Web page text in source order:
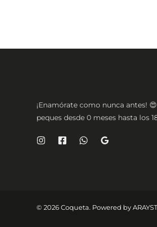
¡Enamórate como nunca antes!
peques desde 0 meses hasta los
© 2026 Coqueta. Powered by